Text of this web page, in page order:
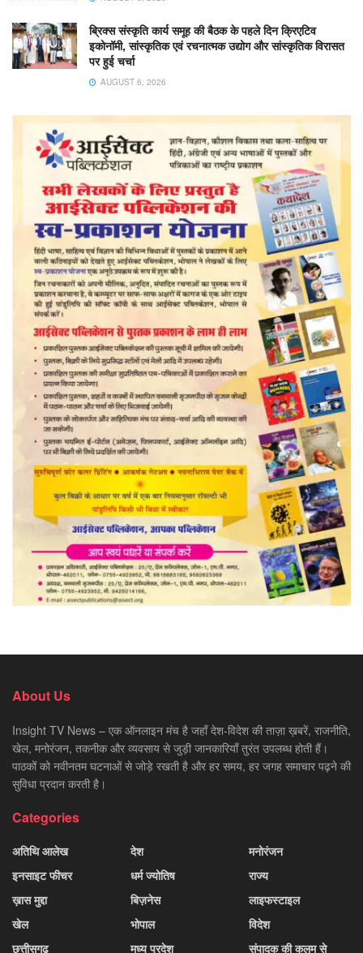
ब्रिक्स संस्कृति कार्य समूह की बैठक के पहले दिन क्रिएटिव
इकोनॉमी, सांस्कृतिक एवं रचनात्मक उद्योग और सांस्कृतिक विरासत
पर हुई चर्चा
AUGUST 6, 2026
About Us
Insight TV News – एक ऑनलाइन मंच है जहाँ देश-विदेश की ताज़ा ख़बरें, राजनीति,
खेल, मनोरंजन, तकनीक और व्यवसाय से जुड़ी जानकारियाँ तुरंत उपलब्ध होती हैं।
पाठकों को नवीनतम घटनाओं से जोड़े रखती है और हर समय, हर जगह समाचार पढ़ने की
सुविधा प्रदान करती है।
Categories
अतिथि आलेख
इनसाइट फीचर
ख़ास मुद्दा
खेल
छत्तीसगढ़
देश
धर्म ज्योतिष
बिज़नेस
भोपाल
मध्य प्रदेश
मनोरंजन
राज्य
लाइफस्टाइल
विदेश
संपादक की कलम से